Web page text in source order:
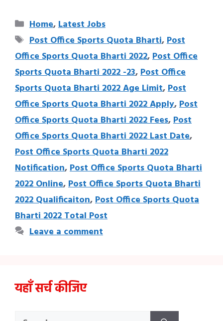
Categories
Home,Latest Jobs
Tags
Post Office Sports Quota Bharti,Post
Office Sports Quota Bharti 2022,Post Office
Sports Quota Bharti 2022 -23,Post Office
Sports Quota Bharti 2022 Age Limit,Post
Office Sports Quota Bharti 2022 Apply,Post
Office Sports Quota Bharti 2022 Fees,Post
Office Sports Quota Bharti 2022 Last Date,
Post Office Sports Quota Bharti 2022
Notification,Post Office Sports Quota Bharti
2022 Online,Post Office Sports Quota Bharti
2022 Qualificaiton,Post Office Sports Quota
Bharti 2022 Total Post
Leave a comment
यहाँ सर्च कीजिए
Search